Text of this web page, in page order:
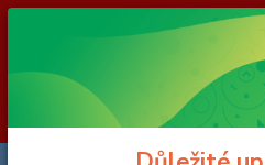
Vážení zákazníci, v termínu od 8.
důvodu čerpání dovolené probíhat
provoz e-shopu
uhrazené do čtvrtka 6. 8. 2026
Objednávky přijaté, nebo uhrazené
2026 budou postupně expedovány
pochopení